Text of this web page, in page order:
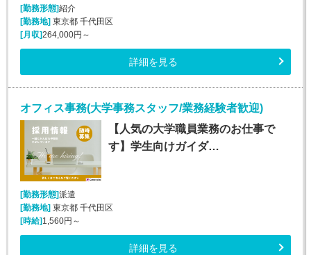
[勤務形態]紹介
[勤務地] 東京都 千代田区
[月収]264,000円～
詳細を見る
オフィス事務(大学事務スタッフ/業務経験者歓迎)
【人気の大学職員業務のお仕事で
す】学生向けガイダ…
[勤務形態]派遣
[勤務地] 東京都 千代田区
[時給] 1,560円～
詳細を見る